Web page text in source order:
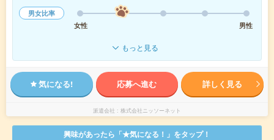
男女比率
女性
男性
もっと見る
気になる! 応募へ進む 詳しく見る
派遣会社 株式会社ニッソーネット
興味があったら「★気になる！」をタップ！